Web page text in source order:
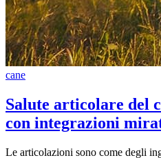
cane
Salute articolare del
con integrazioni
Le articolazioni sono come degli